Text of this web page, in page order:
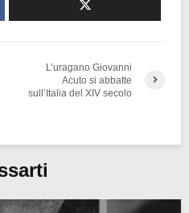
L’uragano Giovanni
Acuto si abbatte
sull’Italia del XIV secolo